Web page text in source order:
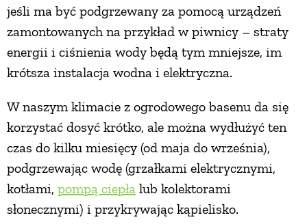
jeśli ma być podgrzewany za pomocą urządzeń
zamontowanych na przykład w piwnicy – straty
energii i ciśnienia wody będą tym mniejsze, im
krótsza instalacja wodna i elektryczna.
W naszym klimacie z ogrodowego basenu da się
korzystać dosyć krótko, ale można wydłużyć ten
czas do kilku miesięcy (od maja do września),
podgrzewając wodę (grzałkami elektrycznymi,
kotłami, pompą ciepła lub kolektorami
słonecznymi) i przykrywając kąpielisko.